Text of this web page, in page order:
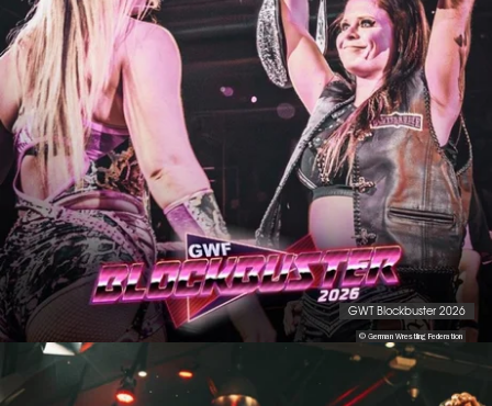
© German Wrestling Federation
GWT Blockbuster 2026